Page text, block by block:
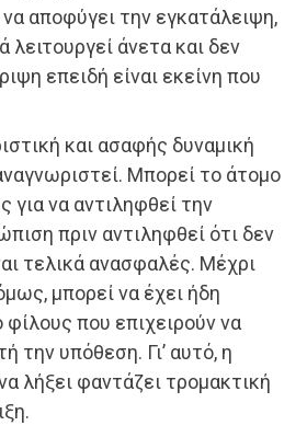
να αποφύγει την εγκατάλειψη,
άνετα και δεν
επειδή είναι εκείνη που
και ασαφής δυναμική
Μπορεί το άτομο
για να αντιληφθεί την
πριν αντιληφθεί ότι δεν
τελικά ανασφαλές. Μέχρι
μπορεί να έχει ήδη
που επιχειρούν να
την υπόθεση. Γι’ αυτό, η
λήξει φαντάζει τρομακτική